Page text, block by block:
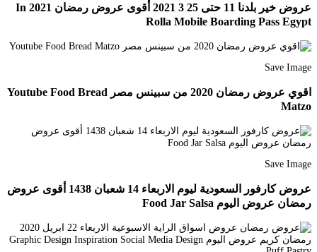
عروض خير بلدنا 11 حتى 25 3 2021 أقوى عروض رمضان In 2021
Rolla Mobile Boarding Pass Egypt
Save Image
اقوي عروض رمضان 2020 من سبينس مصر Youtube Food Bread
Matzo
Save Image
عروض كارفور السعودية ليوم الاربعاء 14 شعبان 1438 أقوى عروض
رمضان عروض اليوم Food Jar Salsa